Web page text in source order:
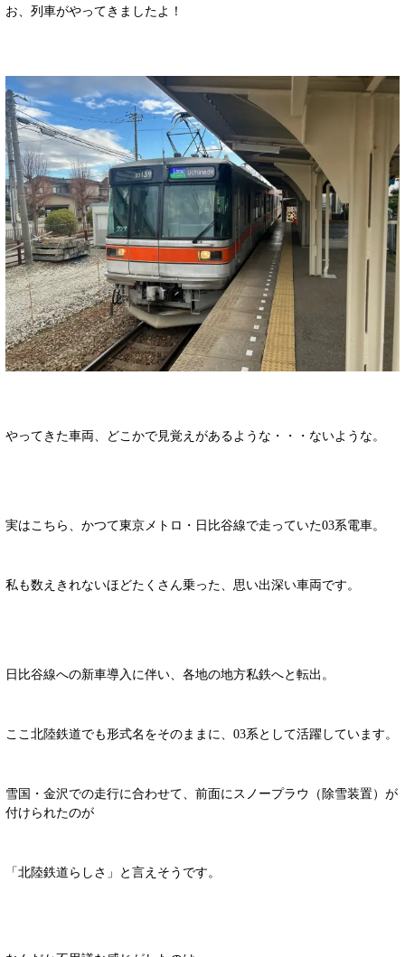
お、列車がやってきましたよ！
やってきた車両、どこかで見覚えがあるような・・・ないような。
実はこちら、かつて東京メトロ・日比谷線で走っていた03系電車。
私も数えきれないほどたくさん乗った、思い出深い車両です。
日比谷線への新車導入に伴い、各地の地方私鉄へと転出。
ここ北陸鉄道でも形式名をそのままに、03系として活躍しています。
雪国・金沢での走行に合わせて、前面にスノープラウ（除雪装置）が
付けられたのが
「北陸鉄道らしさ」と言えそうです。